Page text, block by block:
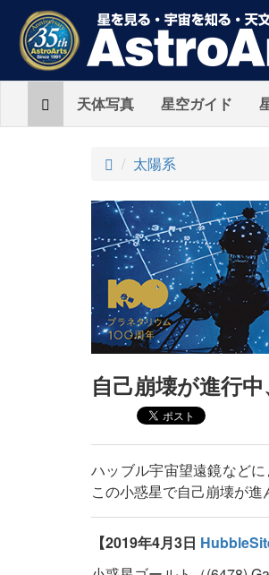
Home天体写真 星空ガイド
ト
プ
太陽系
自己崩壊が進行
ハッブル宇宙望遠鏡など
この小惑星で自己崩壊が進
【2019年4月3日